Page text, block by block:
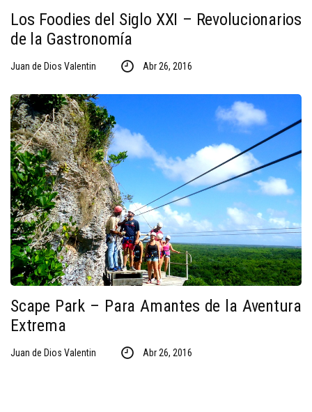
Los Foodies del Siglo XXI – Revolucionarios
de la Gastronomía
Juan de Dios Valentin Abr 26, 2016
Scape Park – Para Amantes de la Aventura
Extrema
Juan de Dios Valentin Abr 26, 2016